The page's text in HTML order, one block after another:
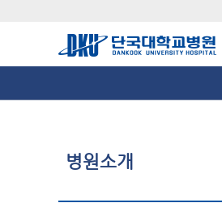
병원소개